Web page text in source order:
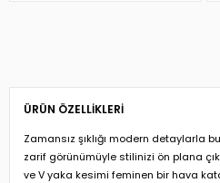
ÜRÜN ÖZELLIKLERI
Zamansız şıklığı modern detaylarla
zarif görünümüyle stilinizi ön plana
ve V yaka kesimi feminen bir hava